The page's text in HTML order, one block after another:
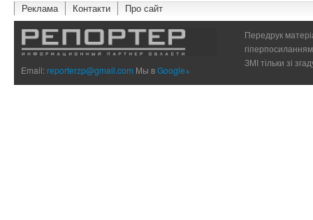
Реклама Контакти Про сайт
Email:reporterzp@gmail.com Мы вGoogle+
Передрук
ЗМІ тільки зі